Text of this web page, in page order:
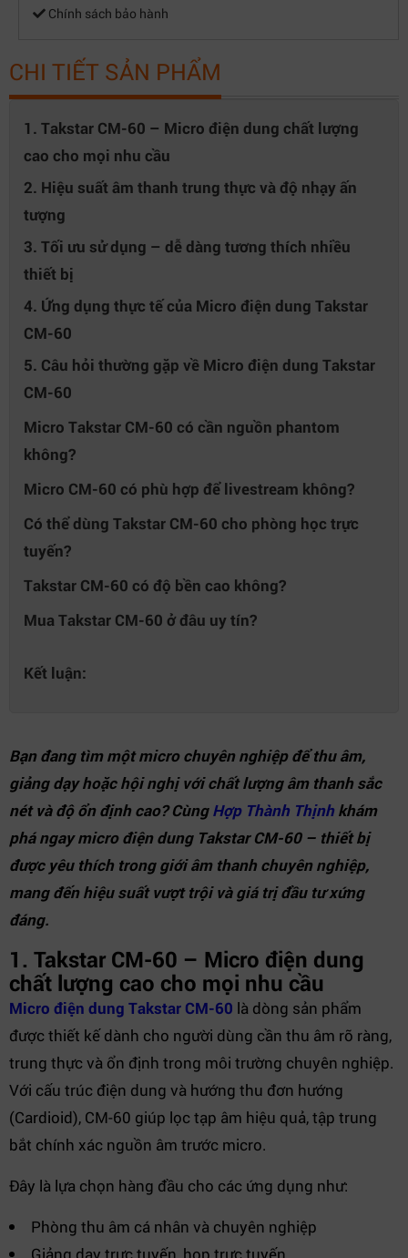
Chính sách bảo hành
CHI TIẾT SẢN PHẨM
1. Takstar CM-60 – Micro điện dung chất lượng
cao cho mọi nhu cầu
2. Hiệu suất âm thanh trung thực và độ nhạy ấn
tượng
3. Tối ưu sử dụng – dễ dàng tương thích nhiều
thiết bị
4. Ứng dụng thực tế của Micro điện dung Takstar
CM-60
5. Câu hỏi thường gặp về Micro điện dung Takstar
CM-60
Micro Takstar CM-60 có cần nguồn phantom
không?
Micro CM-60 có phù hợp để livestream không?
Có thể dùng Takstar CM-60 cho phòng học trực
tuyến?
Takstar CM-60 có độ bền cao không?
Mua Takstar CM-60 ở đâu uy tín?
Kết luận:
Bạn đang tìm một micro chuyên nghiệp để thu âm,
giảng dạy hoặc hội nghị với chất lượng âm thanh sắc
nét và độ ổn định cao? CùngHợp Thành Thịnh khám
phá ngay micro điện dung Takstar CM-60 – thiết bị
được yêu thích trong giới âm thanh chuyên nghiệp,
mang đến hiệu suất vượt trội và giá trị đầu tư xứng
đáng.
1. Takstar CM-60 – Micro điện dung
chất lượng cao cho mọi nhu cầu
Micro điện dung Takstar CM-60 là dòng sản phẩm
được thiết kế dành cho người dùng cần thu âm rõ ràng,
trung thực và ổn định trong môi trường chuyên nghiệp.
Với cấu trúc điện dung và hướng thu đơn hướng
(Cardioid), CM-60 giúp lọc tạp âm hiệu quả, tập trung
bắt chính xác nguồn âm trước micro.
Đây là lựa chọn hàng đầu cho các ứng dụng như:
Phòng thu âm cá nhân và chuyên nghiệp